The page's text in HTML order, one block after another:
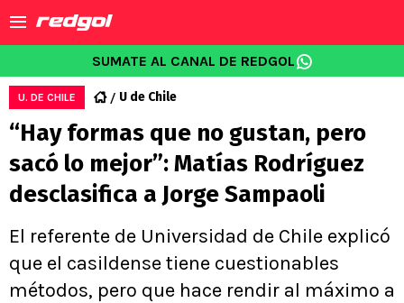
SUMATE AL CANAL DE REDGOL
U. DE CHILE U de Chile
“Hay formas que no gustan, pero
sacó lo mejor”: Matías Rodríguez
desclasifica a Jorge Sampaoli
El referente de Universidad de Chile explicó
que el casildense tiene cuestionables
métodos, pero que hace rendir al máximo a